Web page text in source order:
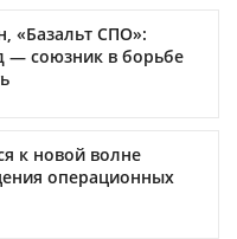
«Базальт СПО»:
— союзник в борьбе
к новой волне
операционных